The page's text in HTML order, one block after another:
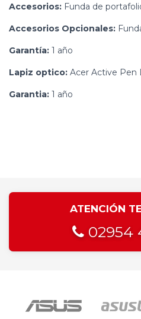
Accesorios: Funda de
Accesorios Opcionales:
Garantía: 1 año
Lapiz optico: Acer Active Pen
Garantia: 1 año
ATENCIÓN
02954